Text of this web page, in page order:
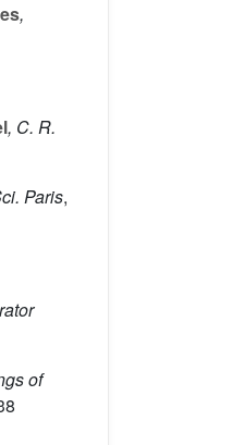
,
, C. R.
Paris,
of